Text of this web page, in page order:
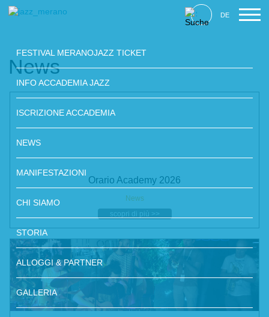
News
Orario Academy 2026
News
scopri di più >>
DE
FESTIVAL MERANOJAZZ TICKET
INFO ACCADEMIA JAZZ
ISCRIZIONE ACCADEMIA
NEWS
MANIFESTAZIONI
CHI SIAMO
STORIA
ALLOGGI & PARTNER
GALLERIA